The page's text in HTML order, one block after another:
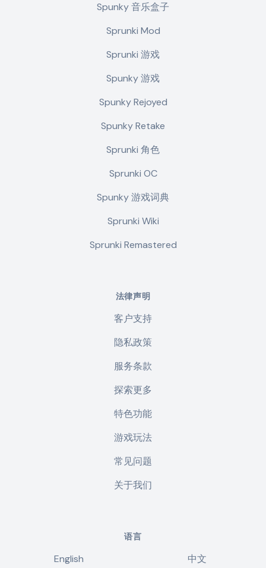
Spunky 音乐盒子
Sprunki Mod
Sprunki 游戏
Spunky 游戏
Spunky Rejoyed
Spunky Retake
Sprunki 角色
Sprunki OC
Spunky 游戏词典
Sprunki Wiki
Sprunki Remastered
法律声明
客户支持
隐私政策
服务条款
探索更多
特色功能
游戏玩法
常见问题
关于我们
语言
English 中文